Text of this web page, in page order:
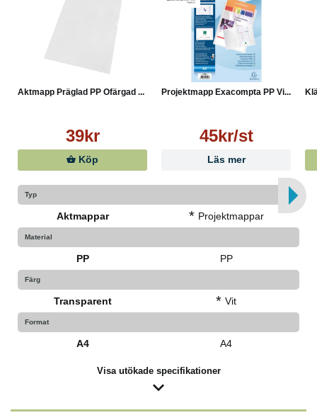
Aktmapp Präglad PP Ofärgad ...
39kr
Köp
Projektmapp Exacompta PP Vi...
45kr/st
Läs mer
Typ
Aktmappar * Projektmappar
Material
PP PP
Färg
Transparent * Vit
Format
A4 A4
Visa utökade specifikationer